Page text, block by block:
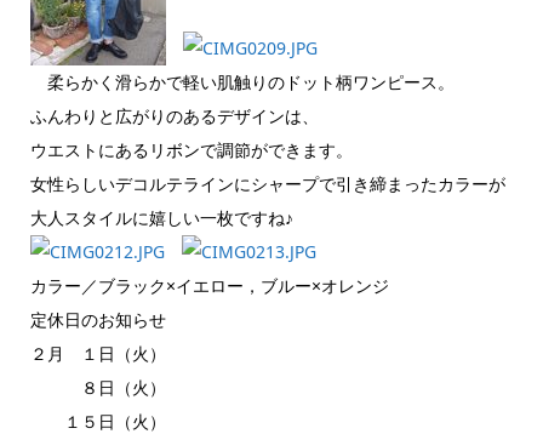
柔らかく滑らかで軽い肌触りのドット柄ワンピース。
ふんわりと広がりのあるデザインは、
ウエストにあるリボンで調節ができます。
女性らしいデコルテラインにシャープで引き締まったカラーが
大人スタイルに嬉しい一枚ですね♪
カラー／ブラック×イエロー，ブルー×オレンジ
定休日のお知らせ
２月 １日（火）
８日（火）
１５日（火）